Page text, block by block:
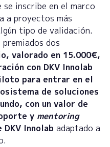
se inscribe en el marco
a proyectos más
tipo de validación.
dos
valorado en 15.000€,
con DKV Innolab
para entrar en el
de soluciones
con un valor de
y mentoring
Innolab adaptado a